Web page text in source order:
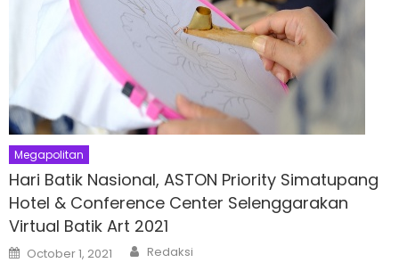
Megapolitan
Hari Batik Nasional, ASTON Priority Simatupang
Hotel & Conference Center Selenggarakan
Virtual Batik Art 2021
Posted
on
October 1, 2021 Author
Redaksi